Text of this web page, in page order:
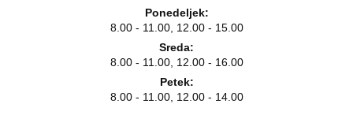
Ponedeljek:
8.00 - 11.00, 12.00 - 15.00
Sreda:
8.00 - 11.00, 12.00 - 16.00
Petek:
8.00 - 11.00, 12.00 - 14.00